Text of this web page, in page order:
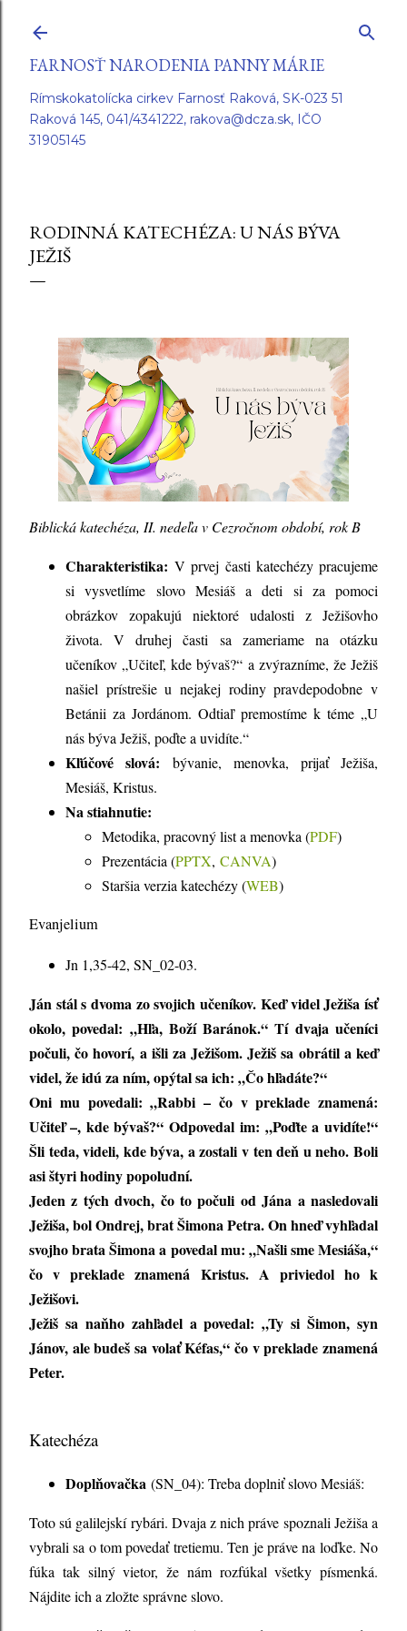
FARNOSŤ NARODENIA PANNY MÁRIE
Rímskokatolícka cirkev Farnosť Raková, SK-023 51
Raková 145, 041/4341222, rakova@dcza.sk, IČO
31905145
RODINNÁ KATECHÉZA: U NÁS BÝVA
JEŽIŠ
Biblická katechéza, II. nedeľa v Cezročnom období, rok B
Charakteristika: V prvej časti katechézy pracujeme
si vysvetlíme slovo Mesiáš a deti si za pomoci
obrázkov zopakujú niektoré udalosti z Ježišovho
života. V druhej časti sa zameriame na otázku
učeníkov „Učiteľ, kde bývaš?“ a zvýrazníme, že Ježiš
našiel prístrešie u nejakej rodiny pravdepodobne v
Betánii za Jordánom. Odtiaľ premostíme k téme „U
nás býva Ježiš, poďte a uvidíte.“
Kľúčové slová: bývanie, menovka, prijať Ježiša,
Mesiáš, Kristus.
Na stiahnutie:
Metodika, pracovný list a menovka (PDF)
Prezentácia (PPTX, CANVA)
Staršia verzia katechézy (WEB)
Evanjelium
Jn 1,35-42, SN_02-03.
Ján stál s dvoma zo svojich učeníkov. Keď videl Ježiša ísť
okolo, povedal: „Hľa, Boží Baránok.“ Tí dvaja učeníci
počuli, čo hovorí, a išli za Ježišom. Ježiš sa obrátil a keď
videl, že idú za ním, opýtal sa ich: „Čo hľadáte?“
Oni mu povedali: „Rabbi – čo v preklade znamená:
Učiteľ –, kde bývaš?“ Odpovedal im: „Poďte a uvidíte!“
Šli teda, videli, kde býva, a zostali v ten deň u neho. Boli
asi štyri hodiny popoludní.
Jeden z tých dvoch, čo to počuli od Jána a nasledovali
Ježiša, bol Ondrej, brat Šimona Petra. On hneď vyhľadal
svojho brata Šimona a povedal mu: „Našli sme Mesiáša,“
čo v preklade znamená Kristus. A priviedol ho k
Ježišovi.
Ježiš sa naňho zahľadel a povedal: „Ty si Šimon, syn
Jánov, ale budeš sa volať Kéfas,“ čo v preklade znamená
Peter.
Katechéza
Doplňovačka (SN_04): Treba doplniť slovo Mesiáš:
Toto sú galilejskí rybári. Dvaja z nich práve spoznali Ježiša a
vybrali sa o tom povedať tretiemu. Ten je práve na loďke. No
fúka tak silný vietor, že nám rozfúkal všetky písmenká.
Nájdite ich a zložte správne slovo.